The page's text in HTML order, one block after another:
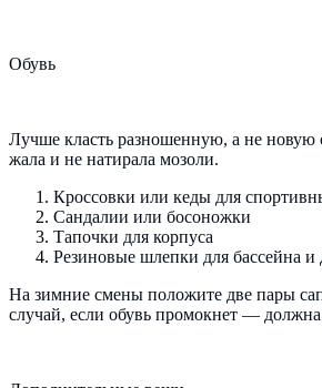
Обувь
Лучше класть разношенную, а не новую
жала и не натирала мозоли.
Кроссовки или кеды для
Сандалии или босоножки
Тапочки для корпуса
Резиновые шлепки для бассейна и
На зимние смены положите две пары
случай, если обувь промокнет —